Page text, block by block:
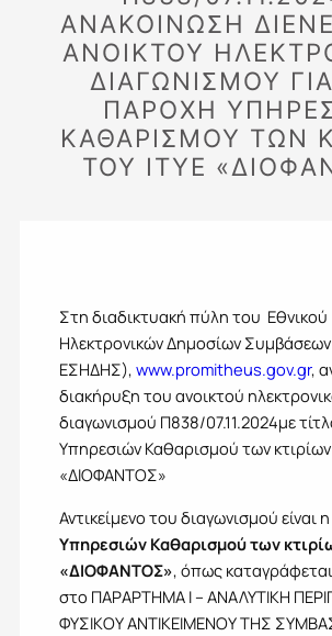
ΑΝΑΚΟΊΝΩΣΗ
ΑΝΟΙΚΤΟΎ
ΔΙΑΓΩΝΙΣΜΟΎ
ΠΑΡΟΧΉ
ΚΑΘΑΡΙΣΜΟΎ ΤΩΝ
ΤΟΥ ΙΤΥΕ
Στη διαδικτυακή πύλη του
Ηλεκτρονικών Δημοσίων
ΕΣΗΔΗΣ), www.promitheus.gov.gr,
διακήρυξη του ανοικτού
διαγωνισμού Π838/07.11.2024με
Υπηρεσιών Καθαρισμού των κτιρίων
«ΔΙΟΦΑΝΤΟΣ»
Αντικείμενο του διαγωνισμού είναι η
Υπηρεσιών Καθαρισμού των
«ΔΙΟΦΑΝΤΟΣ», όπως
στο ΠΑΡΑΡΤΗΜΑ Ι – ΑΝΑΛΥΤΙΚΗ
ΦΥΣΙΚΟΥ ΑΝΤΙΚΕΙΜΕΝΟΥ ΤΗΣ